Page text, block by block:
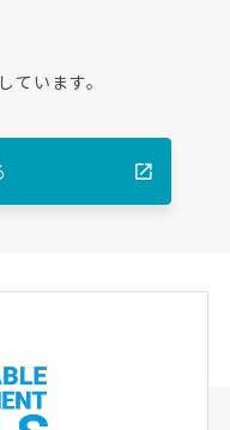
ています。